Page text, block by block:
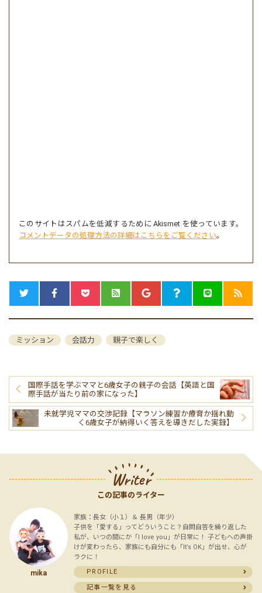
このサイトはスパムを低減するために Akismet を使っています。
コメントデータの処理方法の詳細はこちらをご覧ください。
ミッション 会話力 親子で楽しく
国際手話を学ぶママと6歳女子の親子の会話【英語と国
際手話が当たり前の家になった】
未就学児ママの交渉記録【マラソン練習か療育か揺れ動
く6歳女子が納得いく答えを導きだした実録】
Writer
この記事のライター
mika
家族：長女（小１）＆ 長男（年少）
子供を「愛する」ってどういうこと？自問自答を繰り返した
私が、いつの間にか「I love you」が日常に！ 子どもへの声掛
けが変わったら、家族にも自分にも「It’s OK」が出せ、心が
ラクに！
PROFILE
記事一覧を見る